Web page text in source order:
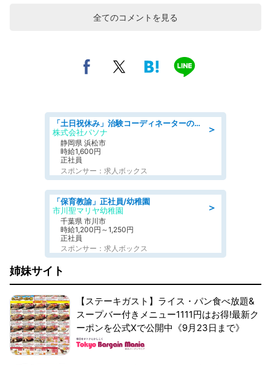
全てのコメントを見る
＞
「土日祝休み」治験コーディネーターのお仕事/未経験OK
株式会社パソナ
静岡県 浜松市
時給1,600円
正社員
スポンサー：求人ボックス
＞
「保育教諭」正社員/幼稚園
市川聖マリヤ幼稚園
千葉県 市川市
時給1,200円～1,250円
正社員
スポンサー：求人ボックス
姉妹サイト
【ステーキガスト】ライス・パン食べ放題&
スープバー付きメニュー1111円はお得!最新ク
ーポンを公式Xで公開中《9月23日まで》